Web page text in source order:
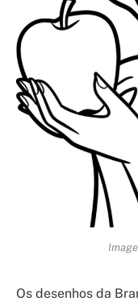
Os desenhos da